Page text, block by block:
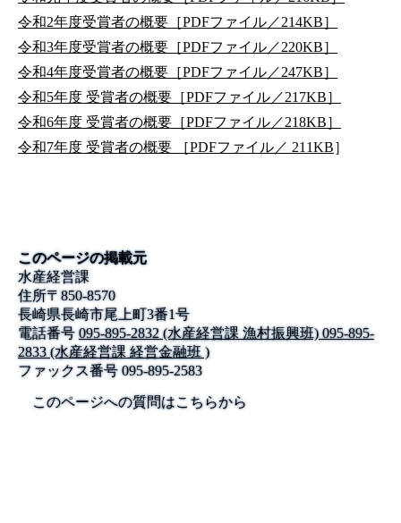
令和2年度受賞者の概要［PDFファイル／214KB］
令和3年度受賞者の概要［PDFファイル／220KB］
令和4年度受賞者の概要［PDFファイル／247KB］
令和5年度 受賞者の概要［PDFファイル／217KB］
令和6年度 受賞者の概要［PDFファイル／218KB］
令和7年度 受賞者の概要 ［PDFファイル／ 211KB］
このページの掲載元
水産経営課
住所〒850-8570
長崎県長崎市尾上町3番1号
電話番号 095-895-2832 (水産経営課 漁村振興班) 095-895-
2833 (水産経営課 経営金融班 )
ファックス番号095-895-2583
このページへの質問はこちらから